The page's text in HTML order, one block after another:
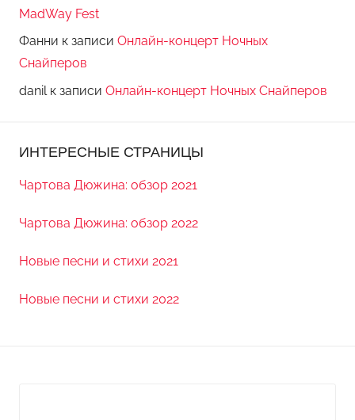
MadWay Fest
Фанни к записи Онлайн-концерт Ночных
Снайперов
danil к записи Онлайн-концерт Ночных Снайперов
ИНТЕРЕСНЫЕ СТРАНИЦЫ
Чартова Дюжина: обзор 2021
Чартова Дюжина: обзор 2022
Новые песни и стихи 2021
Новые песни и стихи 2022